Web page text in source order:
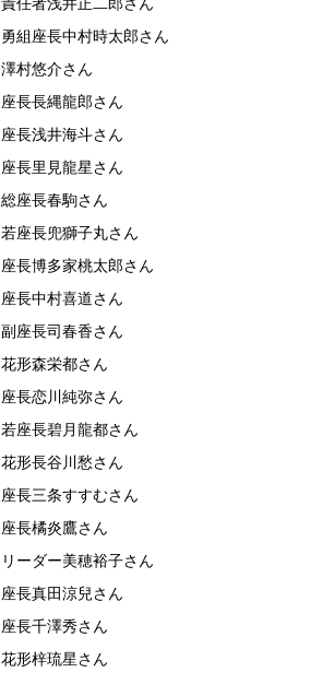
勇組座長中村時太郎さん
澤村悠介さん
座長長縄龍郎さん
座長浅井海斗さん
座長里見龍星さん
総座長春駒さん
若座長兜獅子丸さん
座長博多家桃太郎さん
座長中村喜道さん
副座長司春香さん
花形森栄都さん
座長恋川純弥さん
若座長碧月龍都さん
花形長谷川愁さん
座長三条すすむさん
座長橘炎鷹さん
リーダー美穂裕子さん
座長真田涼兒さん
座長千澤秀さん
花形梓琉星さん